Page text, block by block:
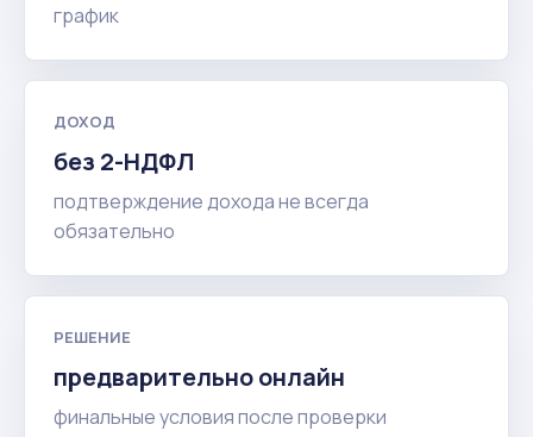
график
ДОХОД
без 2-НДФЛ
подтверждение дохода не всегда
обязательно
РЕШЕНИЕ
предварительно онлайн
финальные условия после проверки